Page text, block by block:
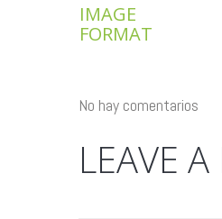
IMAGE
FORMAT
No hay comentarios
LEAVE A